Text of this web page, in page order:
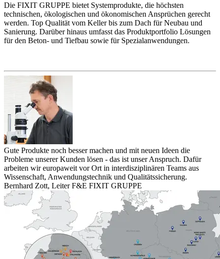
Die FIXIT GRUPPE bietet Systemprodukte, die höchsten
technischen, ökologischen und ökonomischen Ansprüchen gerecht
werden. Top Qualität vom Keller bis zum Dach für Neubau und
Sanierung. Darüber hinaus umfasst das Produktportfolio Lösungen
für den Beton- und Tiefbau sowie für Spezialanwendungen.
Gute Produkte noch besser machen und mit neuen Ideen die
Probleme unserer Kunden lösen - das ist unser Anspruch. Dafür
arbeiten wir europaweit vor Ort in interdisziplinären Teams aus
Wissenschaft, Anwendungstechnik und Qualitätssicherung.
Bernhard Zott, Leiter F&E FIXIT GRUPPE